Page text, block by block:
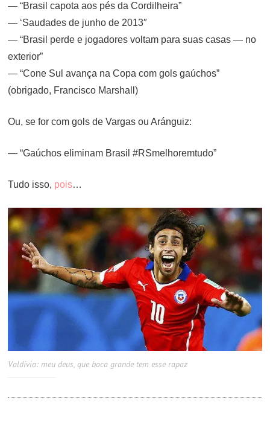
— “Brasil capota aos pés da Cordilheira”
— ‘Saudades de junho de 2013″
— “Brasil perde e jogadores voltam para suas casas — no
exterior”
— “Cone Sul avança na Copa com gols gaúchos”
(obrigado, Francisco Marshall)
Ou, se for com gols de Vargas ou Aránguiz:
— “Gaúchos eliminam Brasil ‪#‎RSmelhoremtudo”‬
Tudo isso, pois…
Valdívia: meu deus, que boca grande tem esse rapaz